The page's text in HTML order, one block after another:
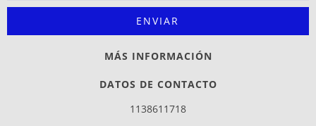
MÁS INFORMACIÓN
DATOS DE CONTACTO
1138611718